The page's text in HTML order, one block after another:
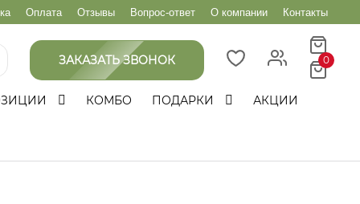
Оплата Отзывы Вопрос-ответ О компании Контакты
ЗАКАЗАТЬ ЗВОНОК 0
КОМБО ПОДАРКИ АКЦИИ